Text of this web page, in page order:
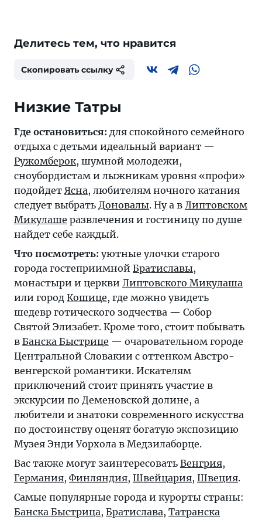
Делитесь тем, что нравится
Скопировать ссылку
Низкие Татры
Где остановиться: для спокойного семейного
отдыха с детьми идеальный вариант —
Ружомберок, шумной молодежи,
сноубордистам и лыжникам уровня «профи»
подойдет Ясна, любителям ночного катания
следует выбрать Доновалы. Ну а в Липтовском
Микулаше развлечения и гостиницу по душе
найдет себе каждый.
Что посмотреть: уютные улочки старого
города гостеприимной Братиславы,
монастыри и церкви Липтовского Микулаша
или город Кошице, где можно увидеть
шедевр готического зодчества — Собор
Святой Элизабет. Кроме того, стоит побывать
в Банска Быстрице — очаровательном городе
Центральной Словакии с оттенком Австро-
венгерской романтики. Искателям
приключений стоит принять участие в
экскурсии по Деменовской долине, а
любители и знатоки современного искусства
по достоинству оценят богатую экспозицию
Музея Энди Уорхола в Медзилаборце.
Вас также могут заинтересовать Венгрия,
Германия, Финляндия, Швейцария, Швеция.
Самые популярные города и курорты страны:
Банска Быстрица, Братислава, Татранска